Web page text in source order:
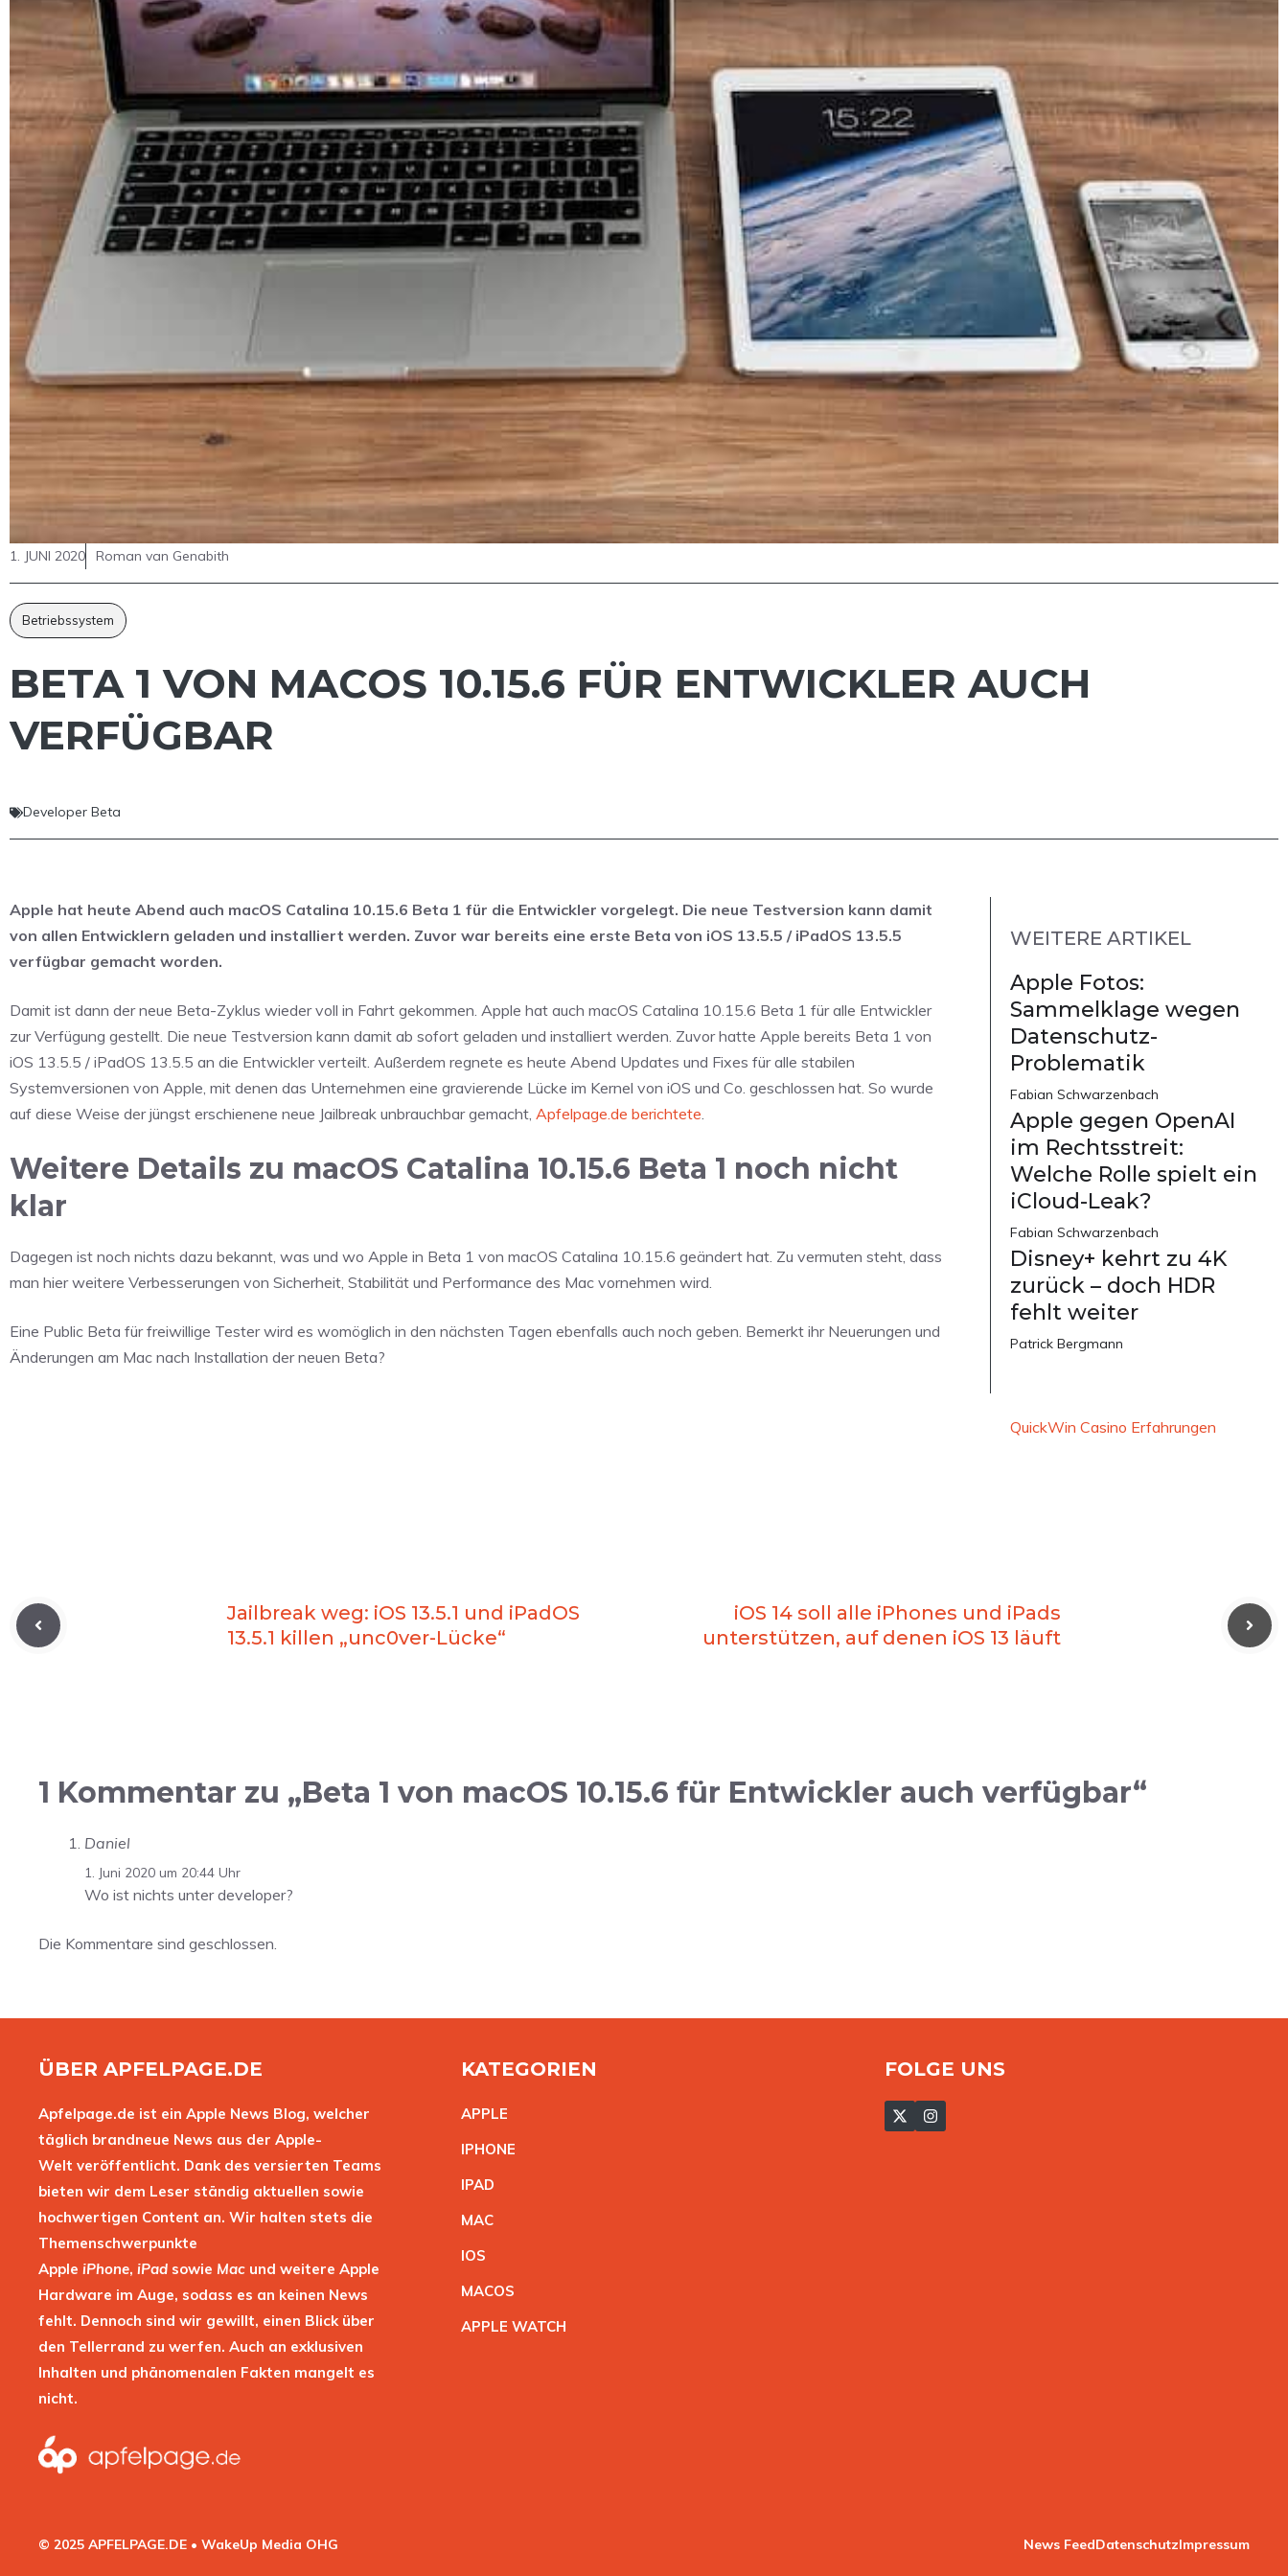
1. JUNI 2020 Roman van Genabith
Betriebssystem
BETA 1 VON MACOS 10.15.6 FÜR ENTWICKLER AUCH
VERFÜGBAR
Developer Beta
Apple hat heute Abend auch macOS Catalina 10.15.6 Beta 1 für die Entwickler vorgelegt. Die neue Testversion kann damit
von allen Entwicklern geladen und installiert werden. Zuvor war bereits eine erste Beta von iOS 13.5.5 / iPadOS 13.5.5
verfügbar gemacht worden.
Damit ist dann der neue Beta-Zyklus wieder voll in Fahrt gekommen. Apple hat auch macOS Catalina 10.15.6 Beta 1 für alle Entwickler
zur Verfügung gestellt. Die neue Testversion kann damit ab sofort geladen und installiert werden. Zuvor hatte Apple bereits Beta 1 von
iOS 13.5.5 / iPadOS 13.5.5 an die Entwickler verteilt. Außerdem regnete es heute Abend Updates und Fixes für alle stabilen
Systemversionen von Apple, mit denen das Unternehmen eine gravierende Lücke im Kernel von iOS und Co. geschlossen hat. So wurde
auf diese Weise der jüngst erschienene neue Jailbreak unbrauchbar gemacht, Apfelpage.de berichtete.
Weitere Details zu macOS Catalina 10.15.6 Beta 1 noch nicht
klar
Dagegen ist noch nichts dazu bekannt, was und wo Apple in Beta 1 von macOS Catalina 10.15.6 geändert hat. Zu vermuten steht, dass
man hier weitere Verbesserungen von Sicherheit, Stabilität und Performance des Mac vornehmen wird.
Eine Public Beta für freiwillige Tester wird es womöglich in den nächsten Tagen ebenfalls auch noch geben. Bemerkt ihr Neuerungen und
Änderungen am Mac nach Installation der neuen Beta?
WEITERE ARTIKEL
Apple Fotos:
Sammelklage wegen
Datenschutz-
Problematik
Fabian Schwarzenbach
Apple gegen OpenAI
im Rechtsstreit:
Welche Rolle spielt ein
iCloud-Leak?
Fabian Schwarzenbach
Disney+ kehrt zu 4K
zurück – doch HDR
fehlt weiter
Patrick Bergmann
QuickWin Casino Erfahrungen
Jailbreak weg: iOS 13.5.1 und iPadOS
13.5.1 killen „unc0ver-Lücke“
iOS 14 soll alle iPhones und iPads
unterstützen, auf denen iOS 13 läuft
1 Kommentar zu „Beta 1 von macOS 10.15.6 für Entwickler auch verfügbar“
Daniel
1. Juni 2020 um 20:44 Uhr
Wo ist nichts unter developer?
Die Kommentare sind geschlossen.
ÜBER APFELPAGE.DE
Apfelpage.de ist ein Apple News Blog, welcher
täglich brandneue News aus der Apple-
Welt veröffentlicht. Dank des versierten Teams
bieten wir dem Leser ständig aktuellen sowie
hochwertigen Content an. Wir halten stets die
Themenschwerpunkte
Apple iPhone, iPad sowie Mac und weitere Apple
Hardware im Auge, sodass es an keinen News
fehlt. Dennoch sind wir gewillt, einen Blick über
den Tellerrand zu werfen. Auch an exklusiven
Inhalten und phänomenalen Fakten mangelt es
nicht.
KATEGORIEN
APPLE
IPHONE
IPAD
MAC
IOS
MACOS
APPLE WATCH
FOLGE UNS
© 2025 APFELPAGE.DE • WakeUp Media OHG News FeedDatenschutzImpressum